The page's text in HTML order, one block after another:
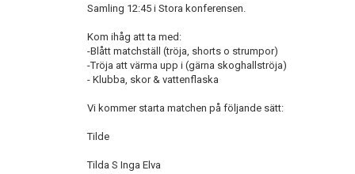
Samling 12:45 i Stora konferensen.
Kom ihåg att ta med:
-Blått matchställ (tröja, shorts o strumpor)
-Tröja att värma upp i (gärna skoghallströja)
- Klubba, skor & vattenflaska
Vi kommer starta matchen på följande sätt:
Tilde
Tilda S Inga Elva